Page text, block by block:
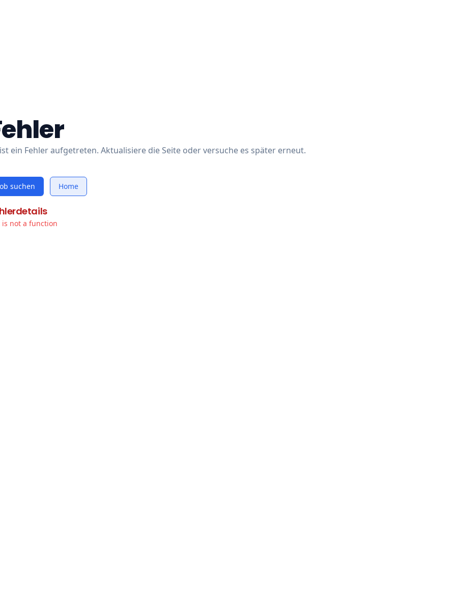
ein Fehler aufgetreten. Aktualisiere die Seite oder versuche es später erneut.
suchen Home
is not a function